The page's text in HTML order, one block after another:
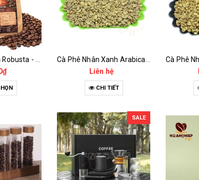
Liên hệ
CHI TIẾT
SALE